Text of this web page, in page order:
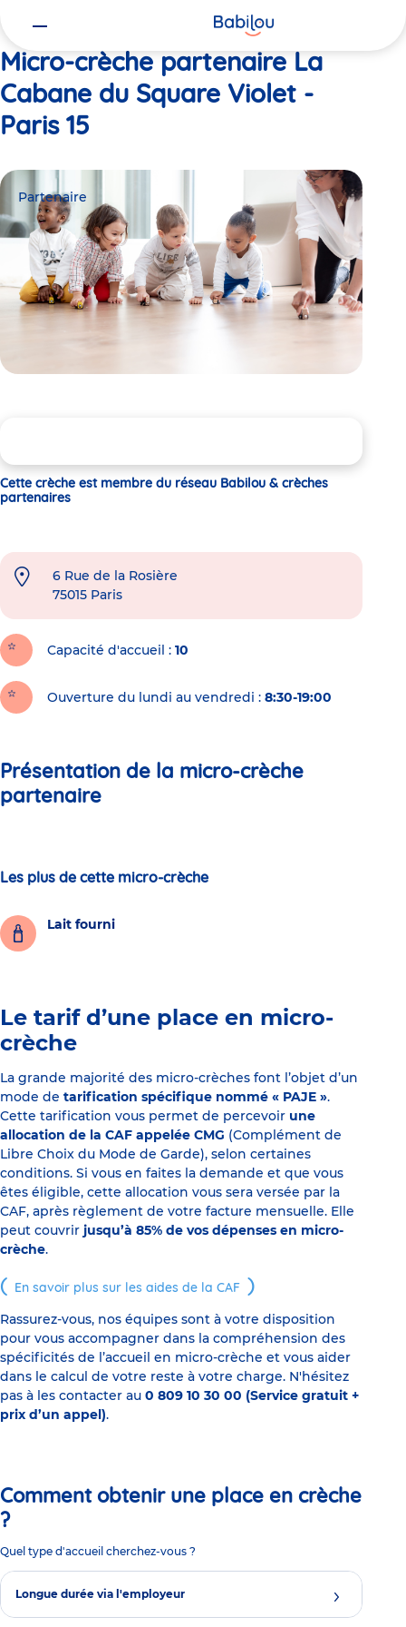
Micro-crèche partenaire La
Cabane du Square Violet -
Paris 15
Partenaire
Cette crèche est membre du réseau Babilou & crèches
partenaires
6 Rue de la Rosière
75015 Paris
Capacité d'accueil 10
Ouverture du lundi au vendredi : 8:30-19:00
Présentation de la micro-crèche
partenaire
Les plus de cette micro-crèche
Lait fourni
Le tarif d’une place en micro-
crèche
La grande majorité des micro-crèches font l’objet d’un
mode de tarification spécifique nommé « PAJE ».
Cette tarification vous permet de percevoir une
allocation de la CAF appelée CMG (Complément de
Libre Choix du Mode de Garde), selon certaines
conditions. Si vous en faites la demande et que vous
êtes éligible, cette allocation vous sera versée par la
CAF, après règlement de votre facture mensuelle. Elle
peut couvrir jusqu’à 85% de vos dépenses en micro-
crèche.
En savoir plus sur les aides de la CAF
Rassurez-vous, nos équipes sont à votre disposition
pour vous accompagner dans la compréhension des
spécificités de l’accueil en micro-crèche et vous aider
dans le calcul de votre reste à votre charge. N'hésitez
pas à les contacter au 0 809 10 30 00 (Service gratuit +
prix d’un appel).
Comment obtenir une place en crèche
?
Quel type d'accueil cherchez-vous ?
Longue durée via l'employeur